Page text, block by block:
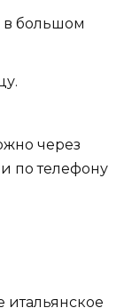
в большом
через
по телефону
итальянское